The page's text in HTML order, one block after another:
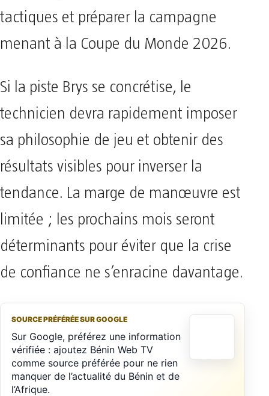
tactiques et préparer la campagne
menant à la Coupe du Monde 2026.
Si la piste Brys se concrétise, le
technicien devra rapidement imposer
sa philosophie de jeu et obtenir des
résultats visibles pour inverser la
tendance. La marge de manœuvre est
limitée ; les prochains mois seront
déterminants pour éviter que la crise
de confiance ne s’enracine davantage.
SOURCE PRÉFÉRÉE SUR GOOGLE
Sur Google, préférez une information
vérifiée : ajoutez Bénin Web TV
comme source préférée pour ne rien
manquer de l’actualité du Bénin et de
l’Afrique.